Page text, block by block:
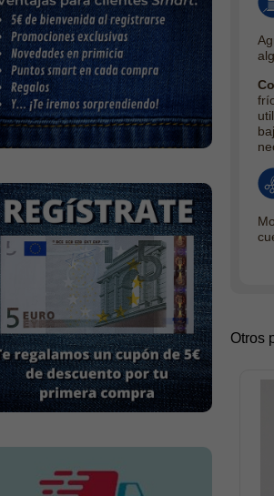
Complementos
Cinturones
Bufandas y pañuelos
Calcetines
Calzado
Gabardina verano hombre
Pana mujer
Ropa interior
Otros